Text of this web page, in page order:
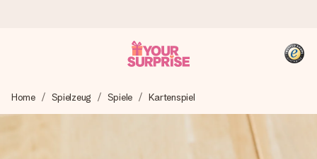
Wir bereiten dein Geschenk sorgfältig vor und schicken es
blitzschnell – damit du es genau zum richtigen Zeitpunkt
Home Spielzeug Spiele Kartenspiel